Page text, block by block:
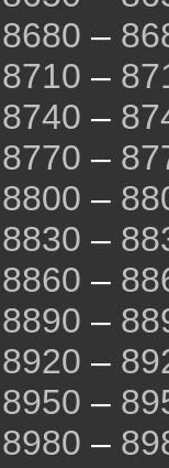
8680 –
8710 –
8740 –
8770 –
8800 –
8830 –
8860 –
8890 –
8920 –
8950 –
8980 –